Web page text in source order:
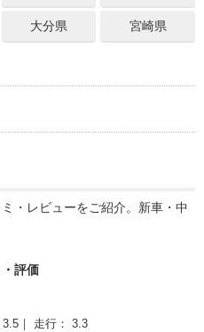
大分県 宮崎県
・レビューをご紹介。新車・中
評価
3.5 走行： 3.3